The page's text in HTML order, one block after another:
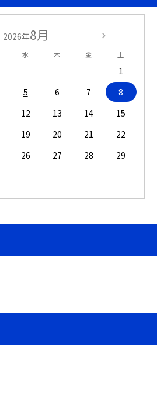
2026年8月
水 木 金 土
1
5 6 7
8
12 13 14
15
19 20 21
22
26 27 28
29